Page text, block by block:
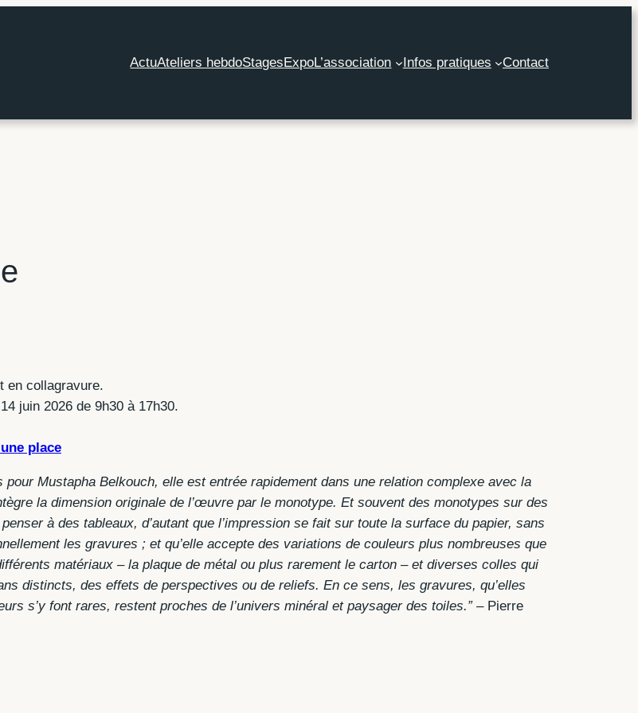
ActuAteliers hebdoStagesExpoL’association Infos pratiques Contact
en collagravure.
juin 2026 de 9h30 à 17h30.
place
Mustapha Belkouch, elle est entrée rapidement dans une relation complexe avec la
la dimension originale de l’œuvre par le monotype. Et souvent des monotypes sur des
à des tableaux, d’autant que l’impression se fait sur toute la surface du papier, sans
les gravures ; et qu’elle accepte des variations de couleurs plus nombreuses que
matériaux – la plaque de métal ou plus rarement le carton – et diverses colles qui
distincts, des effets de perspectives ou de reliefs. En ce sens, les gravures, qu’elles
s’y font rares, restent proches de l’univers minéral et paysager des toiles.”– Pierre